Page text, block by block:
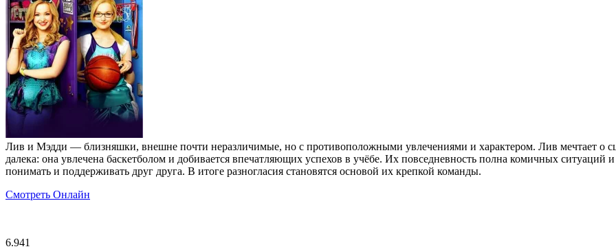
Лив и Мэдди — близняшки, внешне почти неразличимые, но с противоположными увлечениями и характером. Лив мечтает о
далека: она увлечена баскетболом и добивается впечатляющих успехов в учёбе. Их повседневность полна комичных ситуаций
понимать и поддерживать друг друга. В итоге разногласия становятся основой их крепкой команды.
Смотреть Онлайн
6.941